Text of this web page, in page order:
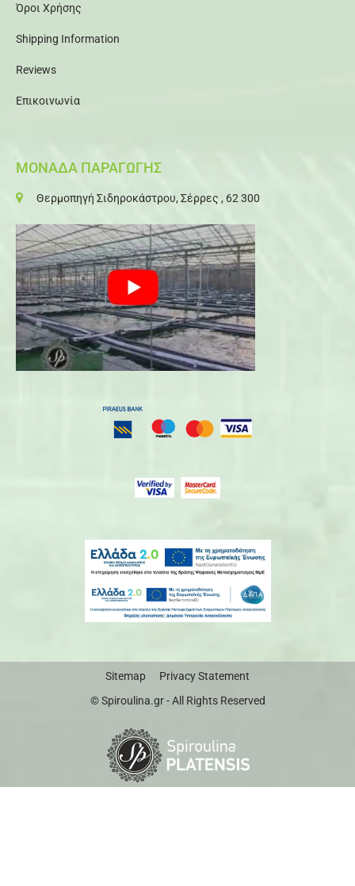
Όροι Χρήσης
Shipping Information
Reviews
Επικοινωνία
ΜΟΝΑΔΑ ΠΑΡΑΓΩΓΗΣ
Θερμοπηγή Σιδηροκάστρου, Σέρρες , 62 300
Sitemap
Privacy Statement
© Spiroulina.gr - All Rights Reserved